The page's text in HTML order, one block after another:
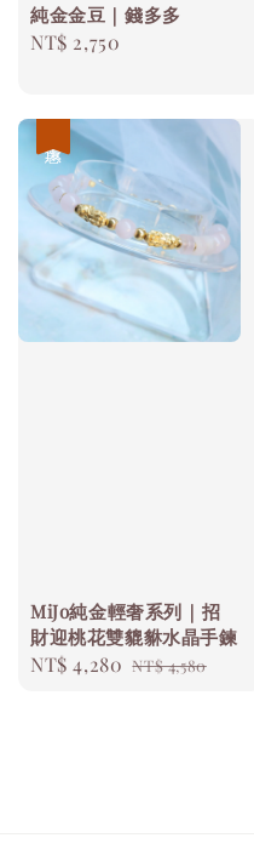
純金金豆｜錢多多
Regular
NT$ 2,750
MiJo純金輕奢系列｜招
財迎桃花雙貔貅水晶手鍊
Sale
NT$ 4,280 Regular
NT$ 4,580